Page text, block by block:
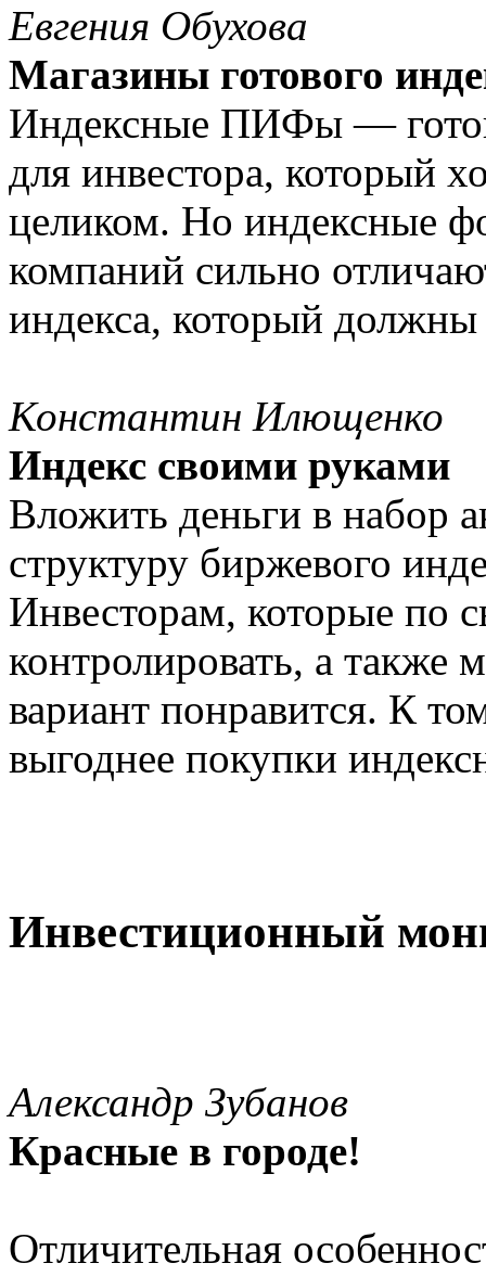
Евгения Обухова
Магазины готового
Индексные ПИФы —
для инвестора, который
целиком. Но индексные
компаний сильно
индекса, который должны
Константин Илющенко
Индекс своими руками
Вложить деньги в набор
структуру биржевого
Инвесторам, которые по
контролировать, а также
вариант понравится. К
выгоднее покупки
Инвестиционный
Александр Зубанов
Красные в городе!
Отличительная